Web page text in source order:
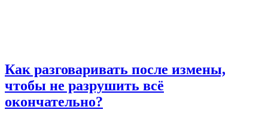
Как разговаривать после измены,
чтобы не разрушить всё
окончательно?